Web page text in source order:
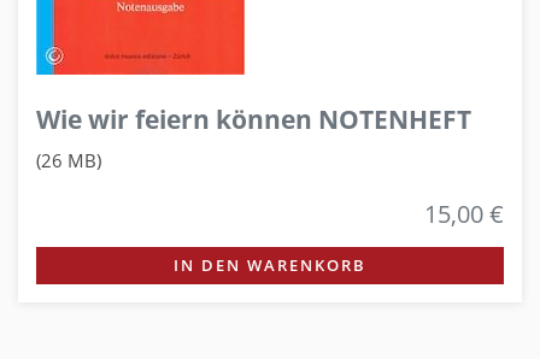
Wie wir feiern können NOTENHEFT
(26 MB)
15,00 €
IN DEN WARENKORB